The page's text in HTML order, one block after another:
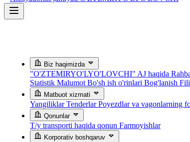
Biz haqimizda
"O'ZTEMIRYO'LYO'LOVCHI" AJ haqida
Statistik Malumot Bo'sh ish o'rinlari Bog'lanish
Matbuot xizmati
YangiliklarTenderlarPoyezdlar va vagonlarning
Qonunlar
T/y transporti haqida qonun Farmoyishlar
Korporativ boshqaruv